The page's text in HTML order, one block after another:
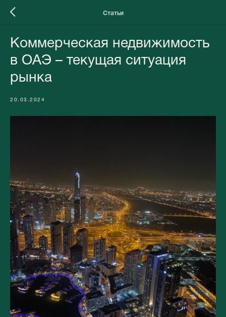
Статьи
Коммерческая недвижимость
в ОАЭ – текущая ситуация
рынка
20.03.2024